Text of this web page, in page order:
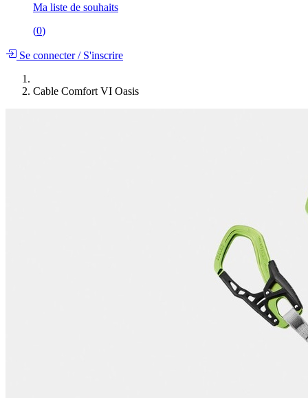
Ma liste de souhaits
(0)
Se connecter/S'inscrire
Cable Comfort VI Oasis